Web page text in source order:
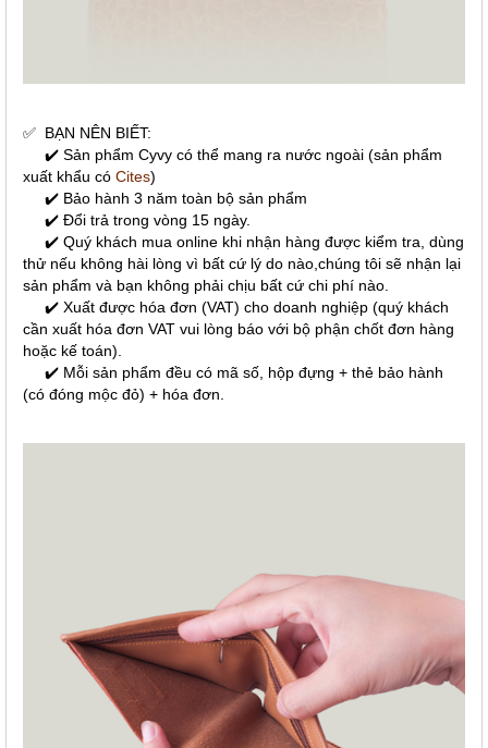
✅ BẠN NÊN BIẾT:
✔️ Sản phẩm Cyvy có thể mang ra nước ngoài (sản phẩm
xuất khẩu có Cites)
✔️ Bảo hành 3 năm toàn bộ sản phẩm
✔️ Đổi trả trong vòng 15 ngày.
✔️ Quý khách mua online khi nhận hàng được kiểm tra, dùng
thử nếu không hài lòng vì bất cứ lý do nào,chúng tôi sẽ nhận lại
sản phẩm và bạn không phải chịu bất cứ chi phí nào.
✔️ Xuất được hóa đơn (VAT) cho doanh nghiệp (quý khách
cần xuất hóa đơn VAT vui lòng báo với bộ phận chốt đơn hàng
hoặc kế toán).
✔️ Mỗi sản phẩm đều có mã số, hộp đựng + thẻ bảo hành
(có đóng mộc đỏ) + hóa đơn.